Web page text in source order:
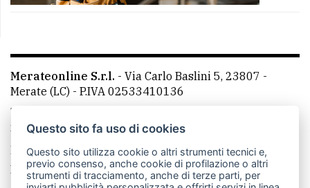
Merateonline S.r.l. - Via Carlo Baslini 5, 23807 -
Merate (LC) - P.IVA 02533410136
Telefono:
mail: redazione@merateonline.it
La redazione
CasateOnline LeccoOnline
RSS
Made by VIP
Questo sito fa uso di cookies
Questo sito utilizza cookie o altri strumenti tecnici e,
previo consenso, anche cookie di profilazione o altri
strumenti di tracciamento, anche di terze parti, per